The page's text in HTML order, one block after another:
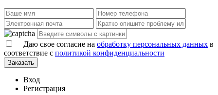
Даю свое согласие на обработку персональных данных в
соответствие с политикой конфиденциальности
Заказать
Вход
Регистрация